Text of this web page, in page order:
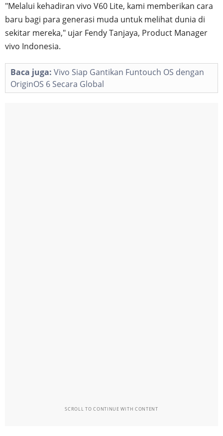
"Melalui kehadiran vivo V60 Lite, kami memberikan cara
baru bagi para generasi muda untuk melihat dunia di
sekitar mereka," ujar Fendy Tanjaya, Product Manager
vivo Indonesia.
Baca juga: Vivo Siap Gantikan Funtouch OS dengan
OriginOS 6 Secara Global
SCROLL TO CONTINUE WITH CONTENT